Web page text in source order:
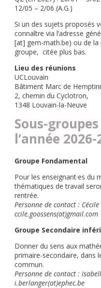
12/05 – 2/06 (A.G.)
Si un des sujets proposés
connaître via l’adresse
[at] gem-math.be) ou de
groupe, citée plus bas.
Lieu des réunions
UCLouvain
Bâtiment Marc de
2, chemin du Cyclotron,
1348 Louvain-la-Neuve
Sous-
l’année 2026-
Groupe Fondamental
Pour les enseignant·es du
thématiques de travail
rentrée.
Personne de contact : Cécile
ccile.goossens(at)gmail.com
Groupe Secondaire
Donner du sens aux
primaire-secondaire, dans
commun.
Personne de contact :
i.berlanger(at)ephec.be